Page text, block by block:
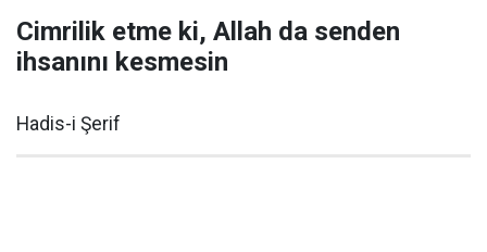
Cimrilik etme ki, Allah da senden
ihsanını kesmesin
Hadis-i Şerif